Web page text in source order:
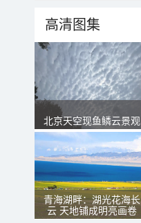
高清图集
北京天空现鱼鳞云景观
青海湖畔：湖光花海长
云 天地铺成明亮画卷